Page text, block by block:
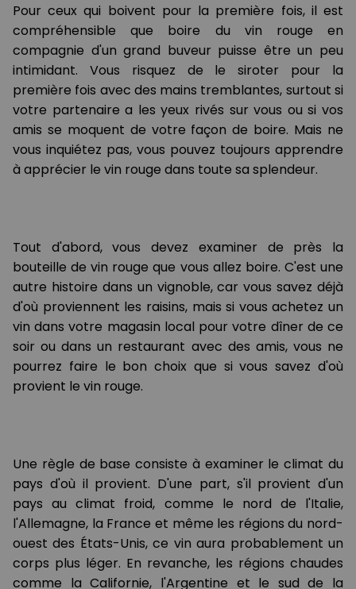
Pour ceux qui boivent pour la première fois, il est
compréhensible que boire du vin rouge en
compagnie d'un grand buveur puisse être un peu
intimidant. Vous risquez de le siroter pour la
première fois avec des mains tremblantes, surtout si
votre partenaire a les yeux rivés sur vous ou si vos
amis se moquent de votre façon de boire. Mais ne
vous inquiétez pas, vous pouvez toujours apprendre
à apprécier le vin rouge dans toute sa splendeur.
Tout d'abord, vous devez examiner de près la
bouteille de vin rouge que vous allez boire. C'est une
autre histoire dans un vignoble, car vous savez déjà
d'où proviennent les raisins, mais si vous achetez un
vin dans votre magasin local pour votre dîner de ce
soir ou dans un restaurant avec des amis, vous ne
pourrez faire le bon choix que si vous savez d'où
provient le vin rouge.
Une règle de base consiste à examiner le climat du
pays d'où il provient. D'une part, s'il provient d'un
pays au climat froid, comme le nord de l'Italie,
l'Allemagne, la France et même les régions du nord-
ouest des États-Unis, ce vin aura probablement un
corps plus léger. En revanche, les régions chaudes
comme la Californie, l'Argentine et le sud de la